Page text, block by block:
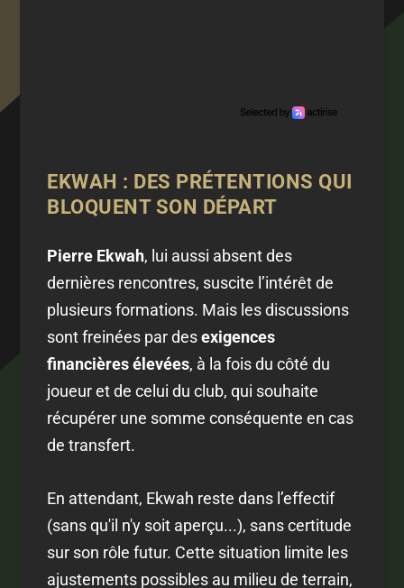
EKWAH : DES PRÉTENTIONS QUI
BLOQUENT SON DÉPART
Pierre Ekwah, lui aussi absent des
dernières rencontres, suscite l’intérêt de
plusieurs formations. Mais les discussions
sont freinées par desexigences
financières élevées, à la fois du côté du
joueur et de celui du club, qui souhaite
récupérer une somme conséquente en cas
de transfert.
En attendant, Ekwah reste dans l’effectif
(sans qu'il n'y soit aperçu...), sans certitude
sur son rôle futur. Cette situation limite les
ajustements possibles au milieu de terrain,